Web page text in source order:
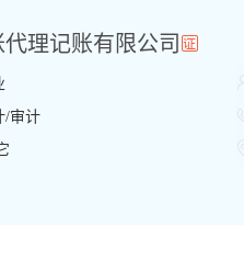
理记账有限公司
/审计